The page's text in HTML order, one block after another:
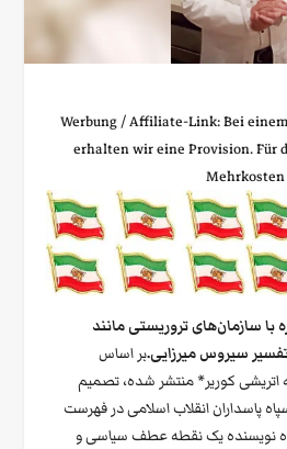
Werbung / Affiliate‑Link: Bei
erhalten wir eine Provision. Für
Mehrkosten
با سازمان‌های تروریستی مانند
سیروس میرزایی.بر اساس
اتریشی کوریر* منتشر شده، تصمیم
سپاه پاسداران انقلاب اسلامی در فهرست
نویسنده یک نقطه عطف سیاسی و